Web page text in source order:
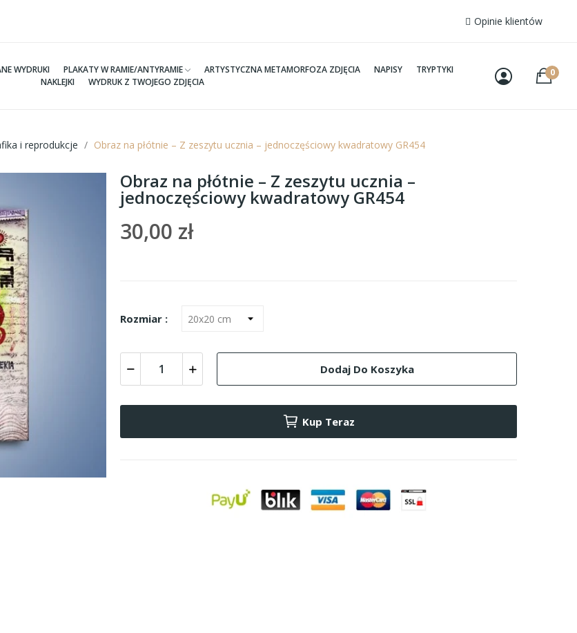
Opinie klientów
WYDRUKI PLAKATY W RAMIE/ANTYRAMIE ARTYSTYCZNA METAMORFOZA ZDJĘCIA NAPISY
TRYPTYKI
NAKLEJKI
WYDRUK Z TWOJEGO ZDJĘCIA
0
i reprodukcje Obraz na płótnie – Z zeszytu ucznia – jednoczęściowy kwadratowy GR454
Obraz na płótnie – Z zeszytu ucznia –
jednoczęściowy kwadratowy GR454
30,00 zł
Rozmiar :
Dodaj Do Koszyka
Kup Teraz